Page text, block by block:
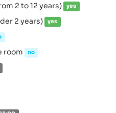
2 to 12 years) yes
2 years) yes
room no